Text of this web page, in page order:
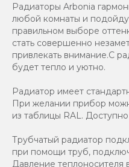
Радиаторы Arbonia
любой комнаты и
правильном выборе
стать совершенно
привлекать внимание.С
будет тепло и уютно.
Радиатор имеет
При желании прибор
из таблицы RAL.
Трубчатый радиатор
при помощи труб,
Давление теплоносителя